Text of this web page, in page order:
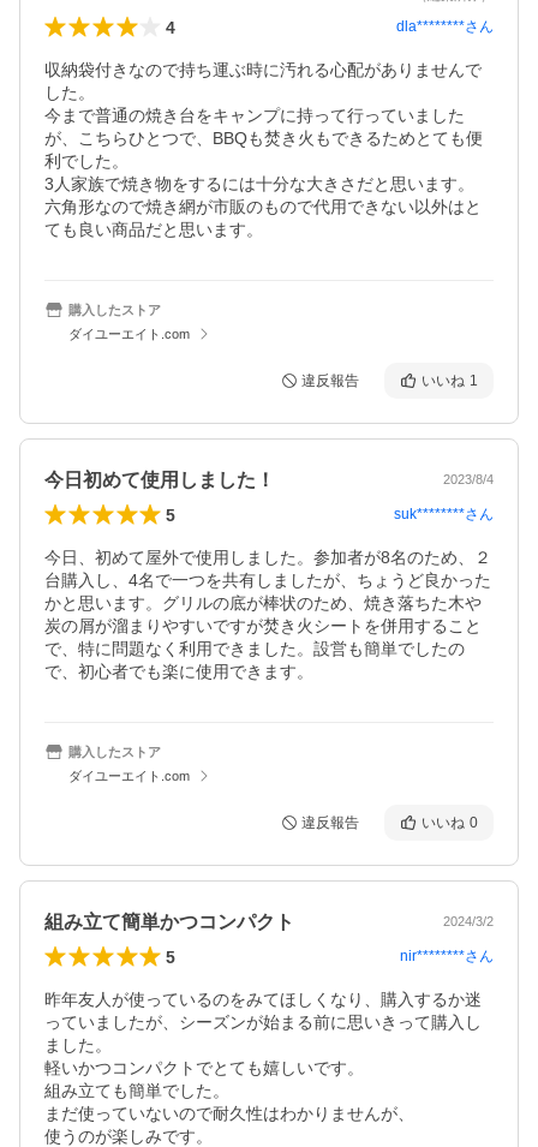
4 dla********さん
収納袋付きなので持ち運ぶ時に汚れる心配がありませんで
した。
今まで普通の焼き台をキャンプに持って行っていました
が、こちらひとつで、BBQも焚き火もできるためとても便
利でした。
3人家族で焼き物をするには十分な大きさだと思います。
六角形なので焼き網が市販のもので代用できない以外はと
ても良い商品だと思います。
購入したストア
ダイユーエイト.com
違反報告 いいね 1
今日初めて使用しました！ 2023/8/4
5 suk********さん
今日、初めて屋外で使用しました。参加者が8名のため、２
台購入し、4名で一つを共有しましたが、ちょうど良かった
かと思います。グリルの底が棒状のため、焼き落ちた木や
炭の屑が溜まりやすいですが焚き火シートを併用すること
で、特に問題なく利用できました。設営も簡単でしたの
購入したストア
ダイユーエイト.com
違反報告 いいね 0
組み立て簡単かつコンパクト 2024/3/2
5 nir********さん
昨年友人が使っているのをみてほしくなり、購入するか迷
っていましたが、シーズンが始まる前に思いきって購入し
ました。
軽いかつコンパクトでとても嬉しいです。
組み立ても簡単でした。
まだ使っていないので耐久性はわかりませんが、
使うのが楽しみです。